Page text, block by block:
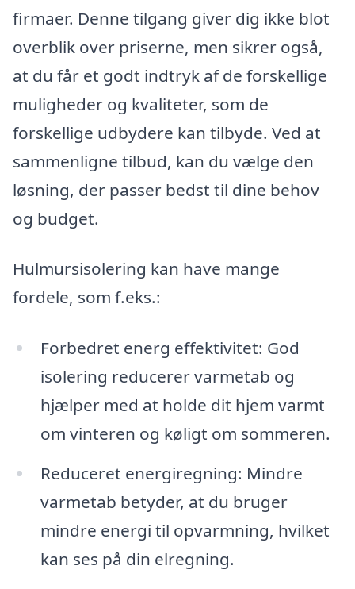
firmaer. Denne tilgang giver dig ikke blot
overblik over priserne, men sikrer også,
at du får et godt indtryk af de forskellige
muligheder og kvaliteter, som de
forskellige udbydere kan tilbyde. Ved at
sammenligne tilbud, kan du vælge den
løsning, der passer bedst til dine behov
og budget.
Hulmursisolering kan have mange
fordele, som f.eks.:
Forbedret energ effektivitet: God
isolering reducerer varmetab og
hjælper med at holde dit hjem varmt
om vinteren og køligt om sommeren.
Reduceret energiregning: Mindre
varmetab betyder, at du bruger
mindre energi til opvarmning, hvilket
kan ses på din elregning.